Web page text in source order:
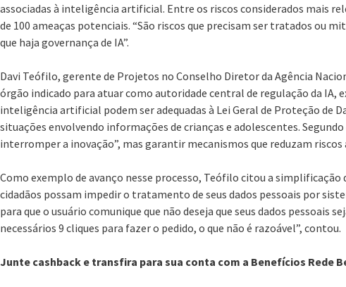
associadas à inteligência artificial. Entre os riscos considerados mais
de 100 ameaças potenciais. “São riscos que precisam ser tratados ou
que haja governança de IA”.
Davi Teófilo, gerente de Projetos no Conselho Diretor da Agência
órgão indicado para atuar como autoridade central de regulação da IA,
inteligência artificial podem ser adequadas à Lei Geral de Proteção de
situações envolvendo informações de crianças e adolescentes.
interromper a inovação”, mas garantir mecanismos que reduzam riscos
Como exemplo de avanço nesse processo, Teófilo citou a simplificação
cidadãos possam impedir o tratamento de seus dados pessoais por
para que o usuário comunique que não deseja que seus dados pessoais
necessários 9 cliques para fazer o pedido, o que não é razoável”, contou.
Junte cashback e transfira para sua conta com a Benefícios Rede